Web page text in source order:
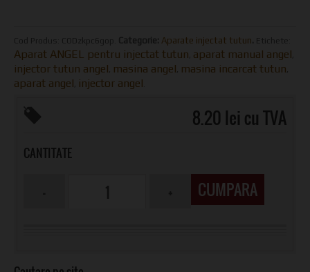
Aparate injectat tutun
Aparat ANGEL pentru injectat tutun aparat manual angel
injector tutun angel masina angel masina incarcat tutun
aparat angel injector angel
8.20 lei cu TVA
CANTITATE
CUMPARA